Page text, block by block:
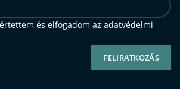
és elfogadom az adatvédelmi